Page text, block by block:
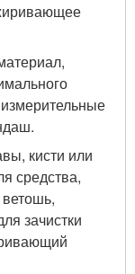
кисти или
средства,
зачистки